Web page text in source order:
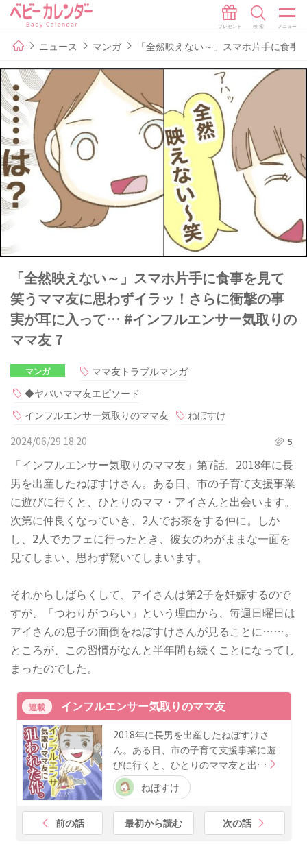
ニュース マンガ 「全然映えない～」スマホ片手に食
「全然映えない～」スマホ片手に食事を見て
笑うママ友に思わずイラッ！さらに衝撃の事
実が耳に入って… #インフルエンサー気取りの
ママ友 7
マンガ
ママ友トラブルマンガ
◆ヤバいママ友エピソード
インフルエンサー気取りのママ友
ねぼすけ
2024/06/29 18:20
5
「インフルエンサー気取りのママ友」第7話。2018年に長
男を出産したねぼすけさん。ある日、市の子育て支援事業
に遊びに行くと、ひとりのママ・アイさんと出会います。
次第に仲良くなっていき、2人でお茶をする仲に。しか
し、2人でカフェに行ったとき、彼女のわがままな一面を
見てしまい、思わず驚いてしまいます。
それからしばらくして、アイさんは第2子を妊娠するので
すが、「つわりがつらい」という理由から、毎週日曜日は
アイさんの息子の面倒をねぼすけさんが見ることに……。
ところが、この習慣がなんと半年間も続くことになってし
まったのでした。
連載 インフルエンサー気取りのママ友
2018年に長男を出産したねぼすけさ
ん。ある日、市の子育て支援事業に遊
びに行くと、ひとりのママ友と出…
ねぼすけ
前の話 最初から読む 次の話